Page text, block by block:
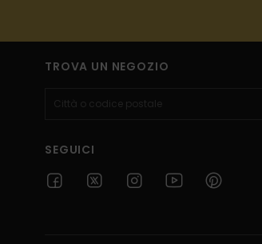
TROVA UN NEGOZIO
SEGUICI